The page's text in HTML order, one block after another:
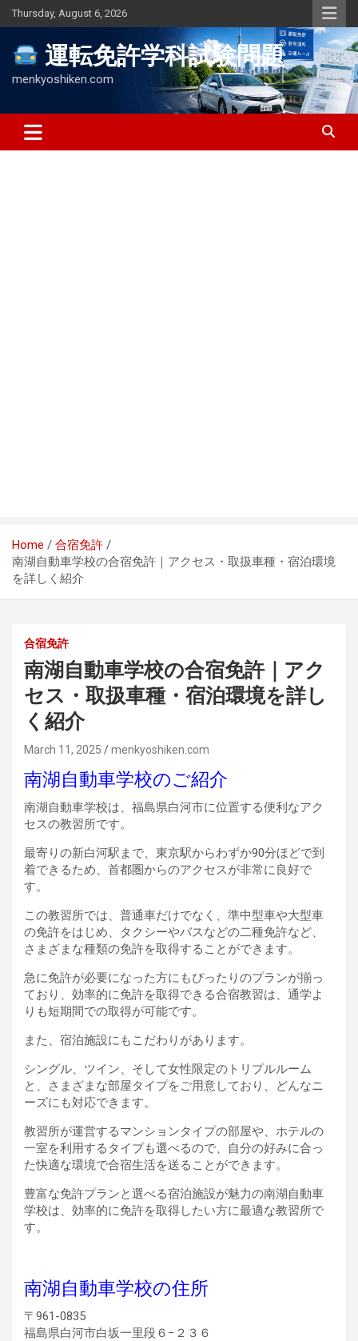
Skip
to
Thursday, August 6, 2026
運転免許学科試験問題
menkyoshiken.com
Home
合宿免許
南湖自動車学校の合宿免許｜アクセス・取扱車種・宿泊環境
を詳しく紹介
合宿免許
南湖自動車学校の合宿免許｜アク
セス・取扱車種・宿泊環境を詳し
く紹介
March 11, 2025 menkyoshiken.com
南湖自動車学校のご紹介
南湖自動車学校は、福島県白河市に位置する便利なアク
セスの教習所です。
最寄りの新白河駅まで、東京駅からわずか90分ほどで到
着できるため、首都圏からのアクセスが非常に良好で
す。
この教習所では、普通車だけでなく、準中型車や大型車
の免許をはじめ、タクシーやバスなどの二種免許など、
さまざまな種類の免許を取得することができます。
急に免許が必要になった方にもぴったりのプランが揃っ
ており、効率的に免許を取得できる合宿教習は、通学よ
りも短期間での取得が可能です。
また、宿泊施設にもこだわりがあります。
シングル、ツイン、そして女性限定のトリプルルーム
と、さまざまな部屋タイプをご用意しており、どんなニ
ーズにも対応できます。
教習所が運営するマンションタイプの部屋や、ホテルの
一室を利用するタイプも選べるので、自分の好みに合っ
た快適な環境で合宿生活を送ることができます。
豊富な免許プランと選べる宿泊施設が魅力の南湖自動車
学校は、効率的に免許を取得したい方に最適な教習所で
す。
南湖自動車学校の住所
〒961-0835
福島県白河市白坂一里段６−２３６